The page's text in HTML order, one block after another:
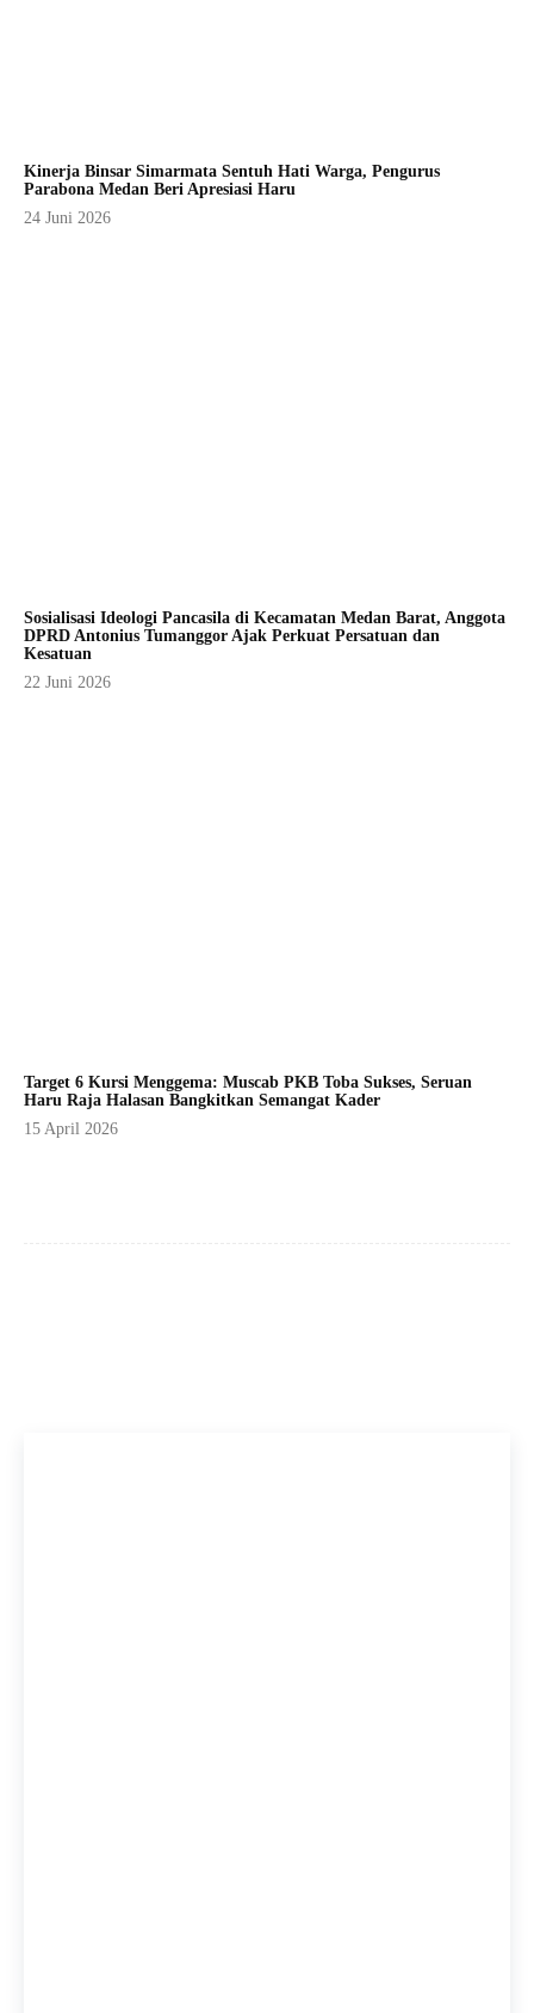
Kinerja Binsar Simarmata Sentuh Hati Warga, Pengurus
Parabona Medan Beri Apresiasi Haru
24 Juni 2026
Sosialisasi Ideologi Pancasila di Kecamatan Medan Barat, Anggota
DPRD Antonius Tumanggor Ajak Perkuat Persatuan dan
Kesatuan
22 Juni 2026
Target 6 Kursi Menggema: Muscab PKB Toba Sukses, Seruan
Haru Raja Halasan Bangkitkan Semangat Kader
15 April 2026